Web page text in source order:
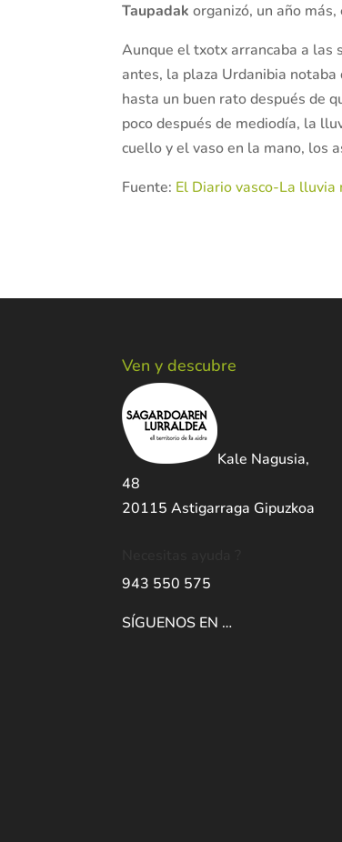
Taupadakorganizó, un año
Aunque el txotx arrancaba a las
antes, la plaza Urdanibia
hasta un buen rato después de
poco después de mediodía, la
cuello y el vaso en la mano, los
Fuente: El Diario vasco-La lluvia
Ven y descubre
Kale Nagusia,
48
20115 Astigarraga Gipuzkoa
943 550 575
SÍGUENOS EN …